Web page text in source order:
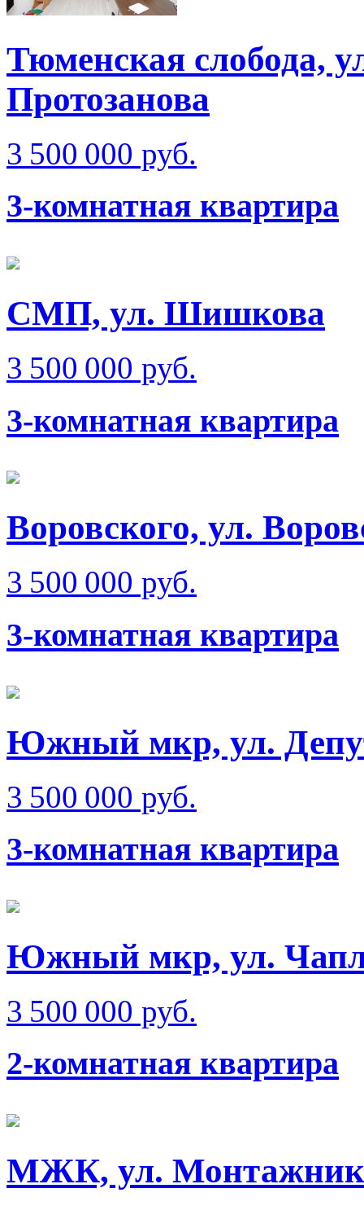
Тюменская слобода,
Протозанова
3 500 000 руб.
3-комнатная квартира
СМП, ул. Шишкова
3 500 000 руб.
3-комнатная квартира
Воровского, ул.
3 500 000 руб.
3-комнатная квартира
Южный мкр, ул.
3 500 000 руб.
3-комнатная квартира
Южный мкр, ул.
3 500 000 руб.
2-комнатная квартира
МЖК, ул.